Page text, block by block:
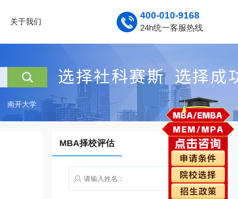
关于我们
400-010-9168
24h统一客服热线
南开大学
MBA择校评估